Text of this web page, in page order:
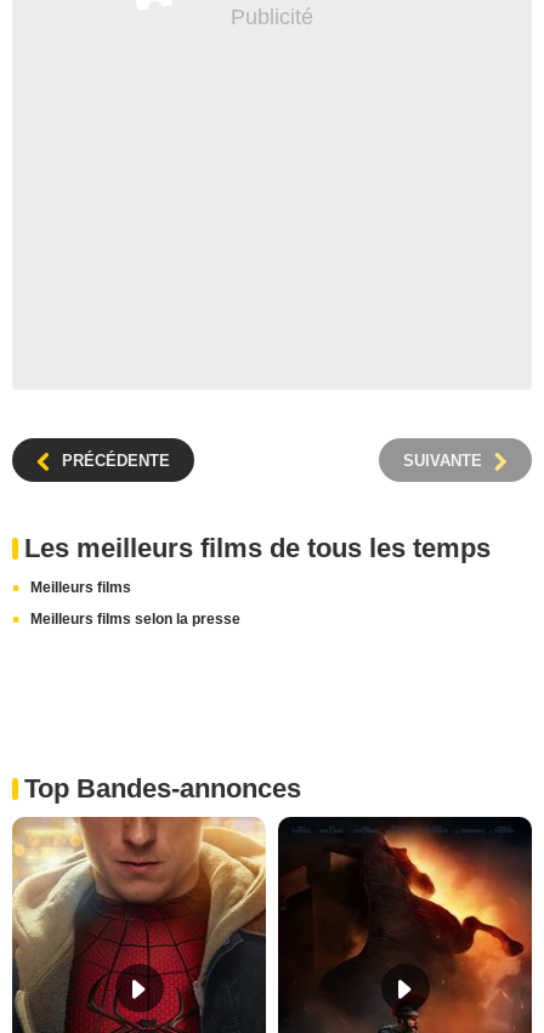
PRÉCÉDENTE SUIVANTE
Les meilleurs films de tous les temps
Meilleurs films
Meilleurs films selon la presse
Top Bandes-annonces